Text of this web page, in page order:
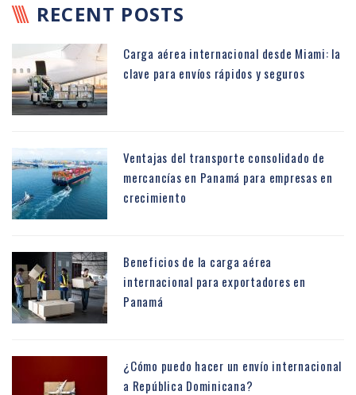
RECENT POSTS
Carga aérea internacional desde Miami: la
clave para envíos rápidos y seguros
Ventajas del transporte consolidado de
mercancías en Panamá para empresas en
crecimiento
Beneficios de la carga aérea
internacional para exportadores en
Panamá
¿Cómo puedo hacer un envío internacional
a República Dominicana?